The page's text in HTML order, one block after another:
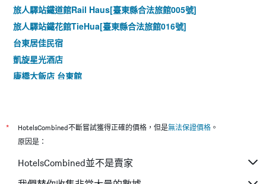
旅人驛站鐵道館Rail Haus[臺東縣合法旅館005號]
旅人驛站鐵花館TieHua[臺東縣合法旅館016號]
台東居佳民宿
凱旋星光酒店
康橋大飯店 台東館
鐵道旅驛
路得行旅 國際青年旅館 台東2館
好客旅宿
* HotelsCombined不斷嘗試獲得正確的價格，但是無法保證價格 。
原因是：
HotelsCombined並不是賣家